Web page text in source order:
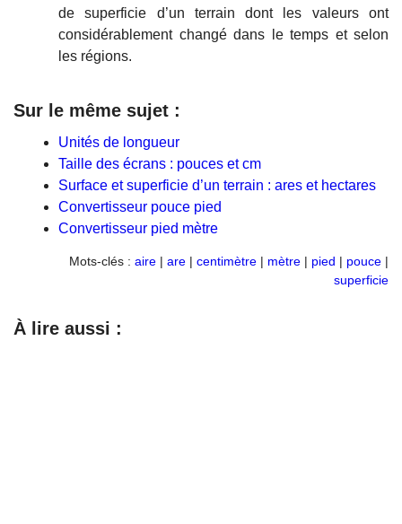
de superficie d’un terrain dont les valeurs ont
considérablement changé dans le temps et selon
les régions.
Sur le même sujet :
Unités de longueur
Taille des écrans : pouces et cm
Surface et superficie d’un terrain : ares et hectares
Convertisseur pouce pied
Convertisseur pied mètre
Mots-clés : aire | are | centimètre | mètre | pied | pouce |
superficie
À lire aussi :